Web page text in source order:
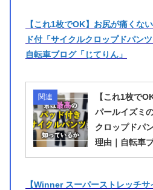
【これ1枚でOK】お尻が痛くな
ド付「サイクルクロップドパン
自転車ブログ「じてりん」
関連
【これ1枚で
パールイズミ
クロップドパ
理由｜自転車
【Winner スーパーストレッチ